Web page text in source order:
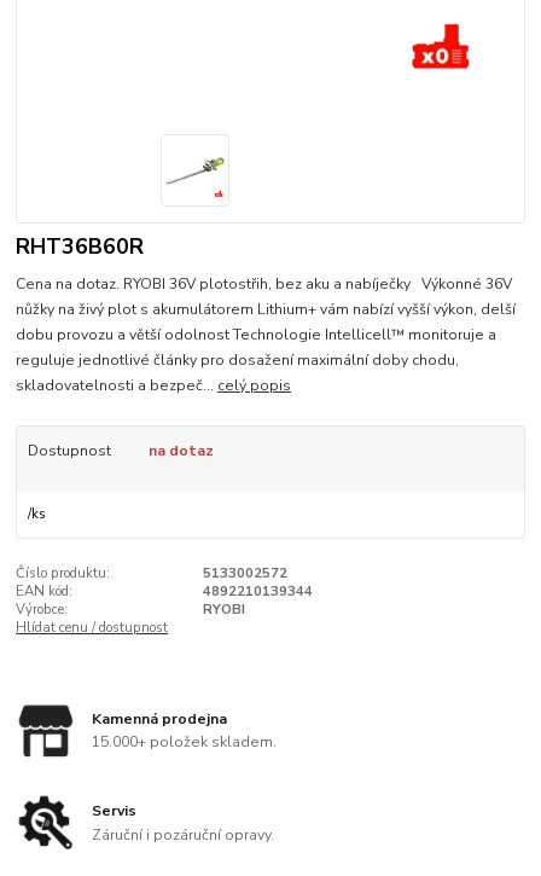
RHT36B60R
Cena na dotaz. RYOBI 36V plotostřih, bez aku a nabíječky Výkonné 36V
nůžky na živý plot s akumulátorem Lithium+ vám nabízí vyšší výkon, delší
dobu provozu a větší odolnost Technologie Intellicell™ monitoruje a
reguluje jednotlivé články pro dosažení maximální doby chodu,
skladovatelnosti a bezpeč... celý popis
Dostupnost na dotaz
/ks
Číslo produktu:
5133002572
EAN kód:
4892210139344
Výrobce:
RYOBI
Hlídat cenu / dostupnost
Kamenná prodejna
15.000+ položek skladem.
Servis
Záruční i pozáruční opravy.